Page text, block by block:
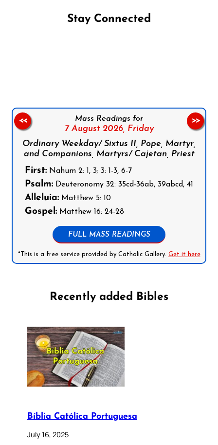
Stay Connected
Mass Readings for
7 August 2026, Friday
Ordinary Weekday/ Sixtus II, Pope, Martyr,
and Companions, Martyrs/ Cajetan, Priest
First: Nahum 2: 1, 3; 3: 1-3, 6-7
Psalm: Deuteronomy 32: 35cd-36ab, 39abcd, 41
Alleluia: Matthew 5: 10
Gospel: Matthew 16: 24-28
FULL MASS READINGS
*This is a free service provided by Catholic Gallery. Get it here
<< >>
Recently added Bibles
Bíblia Católica Portuguesa
July 16, 2025